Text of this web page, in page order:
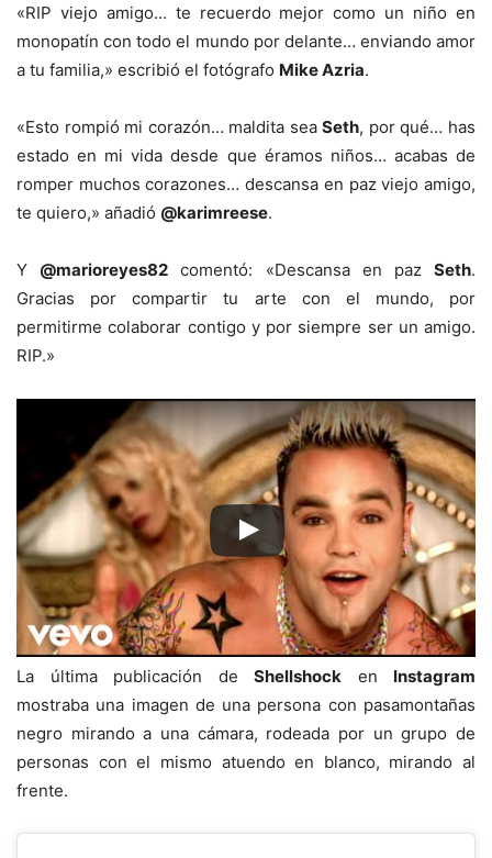
«RIP viejo amigo… te recuerdo mejor como un niño en
monopatín con todo el mundo por delante… enviando amor
a tu familia,» escribió el fotógrafo Mike Azria.
«Esto rompió mi corazón… maldita seaSeth, por qué… has
estado en mi vida desde que éramos niños… acabas de
romper muchos corazones… descansa en paz viejo amigo,
te quiero,» añadió @karimreese.
Y @marioreyes82 comentó: «Descansa en pazSeth.
Gracias por compartir tu arte con el mundo, por
permitirme colaborar contigo y por siempre ser un amigo.
RIP.»
La última publicación de Shellshock en Instagram
mostraba una imagen de una persona con pasamontañas
negro mirando a una cámara, rodeada por un grupo de
personas con el mismo atuendo en blanco, mirando al
frente.